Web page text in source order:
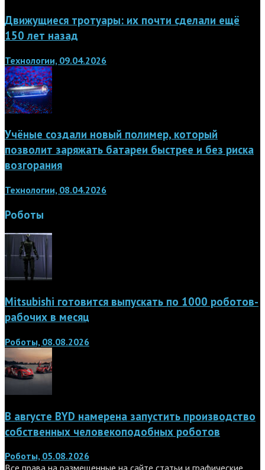
Движущиеся тротуары: их почти сделали ещё
150 лет назад
Технологии, 09.04.2026
Учёные создали новый полимер, который
позволит заряжать батареи быстрее и без риска
возгорания
Технологии, 08.04.2026
Роботы
Mitsubishi готовится выпускать по 1000 роботов-
рабочих в месяц
Роботы, 08.08.2026
В августе BYD намерена запустить производство
собственных человекоподобных роботов
Роботы, 05.08.2026